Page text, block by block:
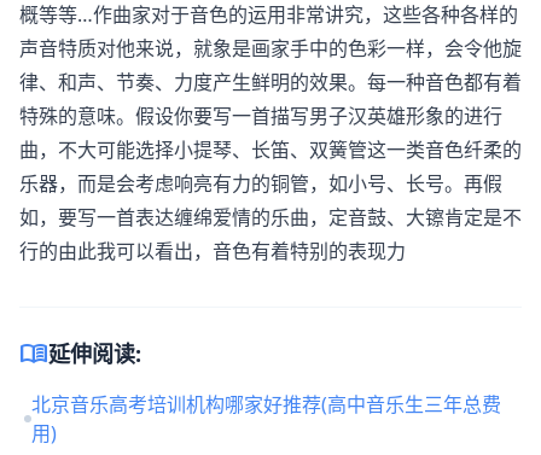
概等等…作曲家对于音色的运用非常讲究，这些各种各样的
声音特质对他来说，就象是画家手中的色彩一样，会令他旋
律、和声、节奏、力度产生鲜明的效果。每一种音色都有着
特殊的意味。假设你要写一首描写男子汉英雄形象的进行
曲，不大可能选择小提琴、长笛、双簧管这一类音色纤柔的
乐器，而是会考虑响亮有力的铜管，如小号、长号。再假
如，要写一首表达缠绵爱情的乐曲，定音鼓、大镲肯定是不
行的由此我可以看出，音色有着特别的表现力
menu_book延伸阅读:
北京音乐高考培训机构哪家好推荐(高中音乐生三年总费
用)